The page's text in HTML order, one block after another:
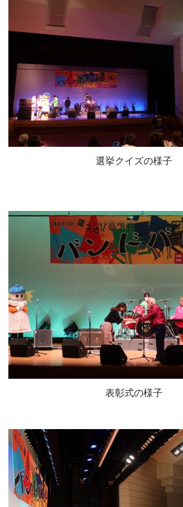
選挙クイズの様子
表彰式の様子